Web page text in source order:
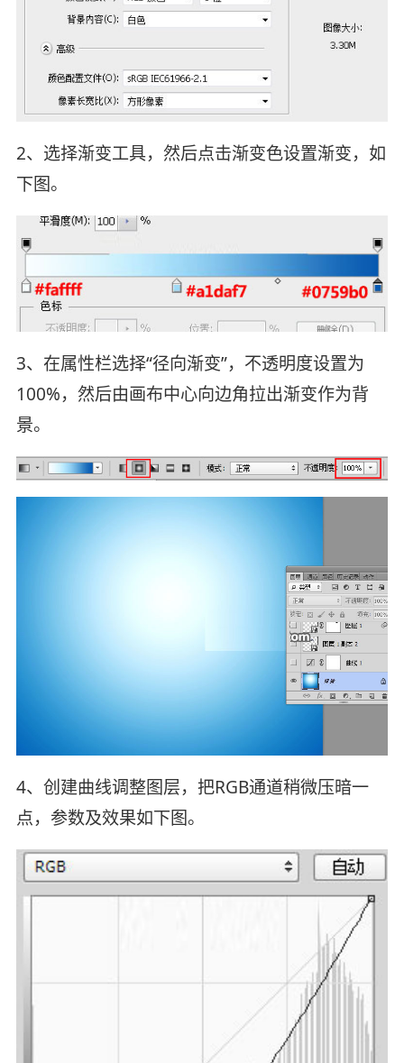
2、选择渐变工具，然后点击渐变色设置渐变，如
下图。
3、在属性栏选择“径向渐变”，不透明度设置为
100%，然后由画布中心向边角拉出渐变作为背
景。
4、创建曲线调整图层，把RGB通道稍微压暗一
点，参数及效果如下图。